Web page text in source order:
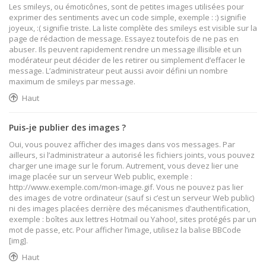
Les smileys, ou émoticônes, sont de petites images utilisées pour
exprimer des sentiments avec un code simple, exemple : :) signifie
joyeux, :( signifie triste. La liste complète des smileys est visible sur la
page de rédaction de message. Essayez toutefois de ne pas en
abuser. Ils peuvent rapidement rendre un message illisible et un
modérateur peut décider de les retirer ou simplement d’effacer le
message. L’administrateur peut aussi avoir défini un nombre
maximum de smileys par message.
Haut
Puis-je publier des images ?
Oui, vous pouvez afficher des images dans vos messages. Par
ailleurs, si l’administrateur a autorisé les fichiers joints, vous pouvez
charger une image sur le forum. Autrement, vous devez lier une
image placée sur un serveur Web public, exemple :
http://www.exemple.com/mon-image.gif. Vous ne pouvez pas lier
des images de votre ordinateur (sauf si c’est un serveur Web public)
ni des images placées derrière des mécanismes d’authentification,
exemple : boîtes aux lettres Hotmail ou Yahoo!, sites protégés par un
mot de passe, etc. Pour afficher l’image, utilisez la balise BBCode
[img].
Haut